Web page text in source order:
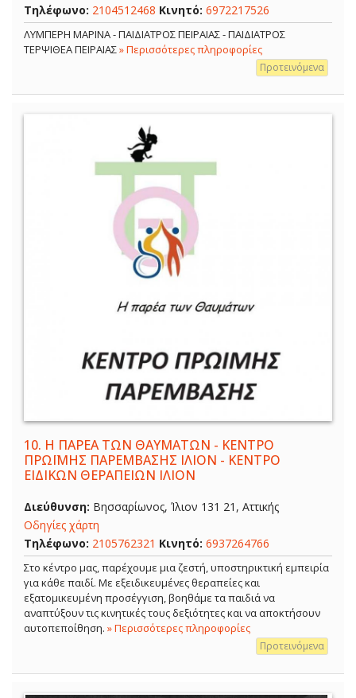
Τηλέφωνο: 2104512468 Κινητό: 6972217526
ΛΥΜΠΕΡΗ ΜΑΡΙΝΑ - ΠΑΙΔΙΑΤΡΟΣ ΠΕΙΡΑΙΑΣ - ΠΑΙΔΙΑΤΡΟΣ
ΤΕΡΨΙΘΕΑ ΠΕΙΡΑΙΑΣ» Περισσότερες πληροφορίες
Προτεινόμενα
10. Η ΠΑΡΕΑ ΤΩΝ ΘΑΥΜΑΤΩΝ - ΚΕΝΤΡΟ
ΠΡΩΪΜΗΣ ΠΑΡΕΜΒΑΣΗΣ ΙΛΙΟΝ - ΚΕΝΤΡΟ
ΕΙΔΙΚΩΝ ΘΕΡΑΠΕΙΩΝ ΙΛΙΟΝ
Διεύθυνση: Βησσαρίωνος, Ίλιον 131 21, Αττικής
Οδηγίες χάρτη
Τηλέφωνο: 2105762321 Κινητό: 6937264766
Στο κέντρο μας, παρέχουμε μια ζεστή, υποστηρικτική εμπειρία
για κάθε παιδί. Με εξειδικευμένες θεραπείες και
εξατομικευμένη προσέγγιση, βοηθάμε τα παιδιά να
αναπτύξουν τις κινητικές τους δεξιότητες και να αποκτήσουν
αυτοπεποίθηση. » Περισσότερες πληροφορίες
Προτεινόμενα